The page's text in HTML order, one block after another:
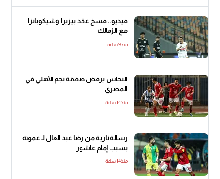
فيديو.. فسخ عقد بيزيرا وشيكوبانزا
مع الزمالك
منذ9 ساعة
النحاس يرفض صفقة نجم الأهلي في
المصري
منذ14 ساعة
رسالة نارية من رضا عبد العال لـ عموتة
بسبب إمام عاشور
منذ14 ساعة